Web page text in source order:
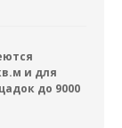
и для
до 9000